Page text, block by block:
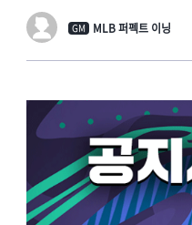
GM MLB 퍼펙트 이닝